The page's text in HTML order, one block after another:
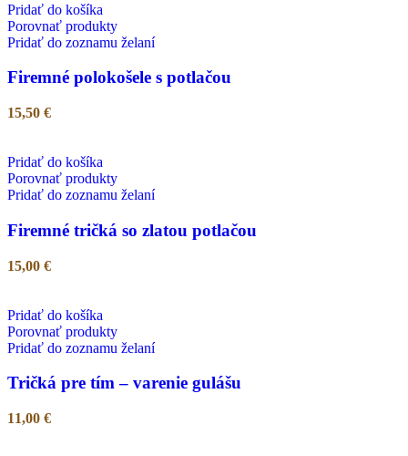
Pridať do košíka
Porovnať produkty
Pridať do zoznamu želaní
Firemné polokošele s potlačou
15,50 €
Pridať do košíka
Porovnať produkty
Pridať do zoznamu želaní
Firemné tričká so zlatou potlačou
15,00 €
Pridať do košíka
Porovnať produkty
Pridať do zoznamu želaní
Tričká pre tím – varenie gulášu
11,00 €